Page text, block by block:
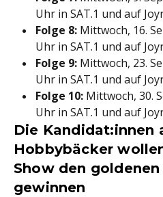
Uhr in SAT.1 und auf
Folge 8: Mittwoch, 16.
Uhr in SAT.1 und auf
Folge 9: Mittwoch, 23.
Uhr in SAT.1 und auf
Folge 10: Mittwoch, 30.
Uhr in SAT.1 und auf
Die Kandidat:innen
Hobbybäcker
Show den
gewinnen